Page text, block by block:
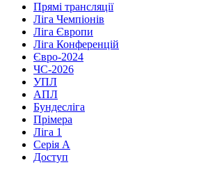
Прямі трансляції
Ліга Чемпіонів
Ліга Європи
Ліга Конференцій
Євро-2024
ЧС-2026
УПЛ
АПЛ
Бундесліга
Прімера
Ліга 1
Серія А
Доступ